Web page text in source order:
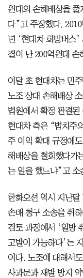
원대의 손해배상을 풀
다”고 주장했다.
년 ‘현대차 희망버스
결이 난 200억원대 손
이달 초 현대차는 민
노조 상대 손해배상
법원에서 확정 판결
현대차 측은 “법치주
주 이익 확대 규정에
해배상을 철회했다가
는 일을 했느냐”고 소
한화오션 역시 지난달
손배 청구 소송을 취
검토 과정에서 ‘일방
고발이 가능하다’는
이다. 노조에 대해서
사과문과 재발 방지